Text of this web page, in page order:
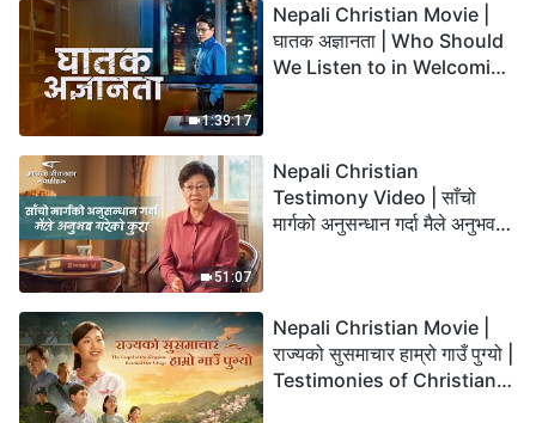
1:39:17
Nepali Christian Movie |
घातक अज्ञानता | Who Should
We Listen to in Welcoming
51:07
Nepali Christian
Testimony Video | साँचो
मार्गको अनुसन्धान गर्दा मैले अनुभव
Nepali Christian Movie |
राज्यको सुसमाचार हाम्रो गाउँ पुग्यो |
Testimonies of Christians